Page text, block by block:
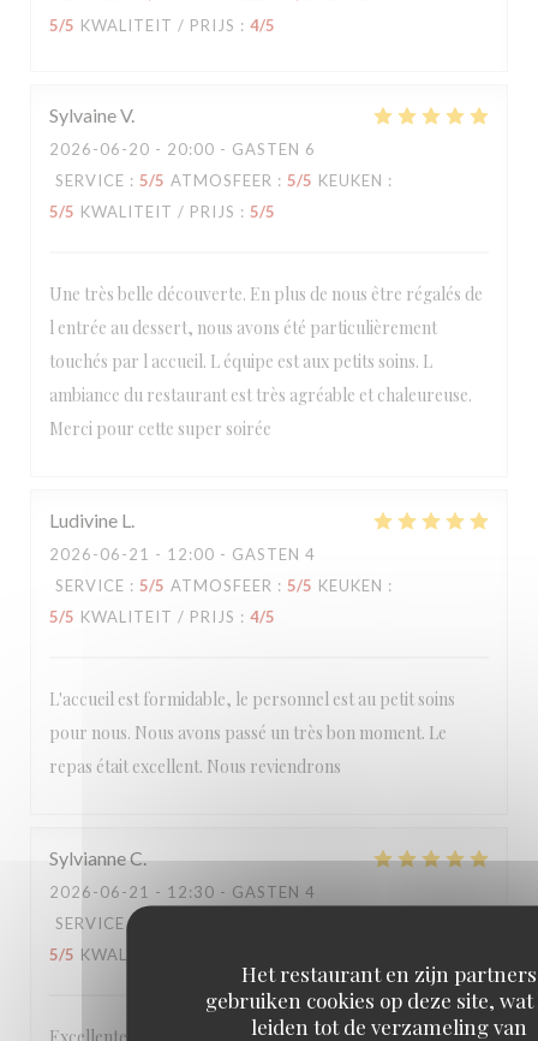
Het restaurant en zijn partners
gebruiken cookies op deze site,
leiden tot de verzameling van
5/5 KWALITEIT / PRIJS : 4/5
SylvaineV
2026-06-20 - 20:00 - GASTEN 6
SERVICE : 5/5 ATMOSFEER : 5/5 KEUKEN :
5/5 KWALITEIT / PRIJS : 5/5
Une très belle découverte. En plus de nous être régalés de
l entrée au dessert, nous avons été particulièrement
touchés par l accueil. L équipe est aux petits soins. L
ambiance du restaurant est très agréable et chaleureuse.
Merci pour cette super soirée
Ludivine L
2026-06-21 - 12:00 - GASTEN 4
SERVICE : 5/5 ATMOSFEER : 5/5 KEUKEN :
5/5 KWALITEIT / PRIJS : 4/5
L'accueil est formidable, le personnel est au petit soins
pour nous. Nous avons passé un très bon moment. Le
repas était excellent. Nous reviendrons
SylvianneC
2026-06-21 - 12:30 - GASTEN 4
SERVICE:
5/5 KWALITEIT / PRIJS